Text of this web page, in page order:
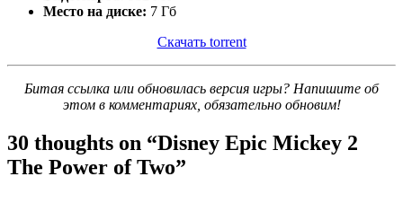
Место на диске: 7 Гб
Скачать torrent
Битая ссылка или обновилась версия игры? Напишите об
этом в комментариях, обязательно обновим!
30 thoughts on “Disney Epic Mickey 2
The Power of Two”